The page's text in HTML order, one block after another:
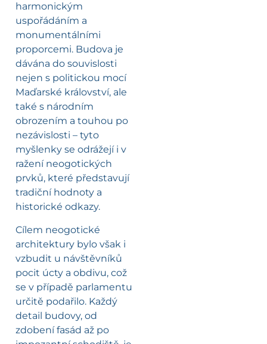
harmonickým
uspořádáním a
monumentálními
proporcemi. Budova je
dávána do souvislosti
nejen s politickou mocí
Maďarské království, ale
také s národním
obrozením a touhou po
nezávislosti – tyto
myšlenky se odrážejí i v
ražení neogotických
prvků, které představují
tradiční hodnoty a
historické odkazy.
Cílem neogotické
architektury bylo však i
vzbudit u návštěvníků
pocit úcty a obdivu, což
se v případě parlamentu
určitě podařilo. Každý
detail budovy, od
zdobení fasád až po